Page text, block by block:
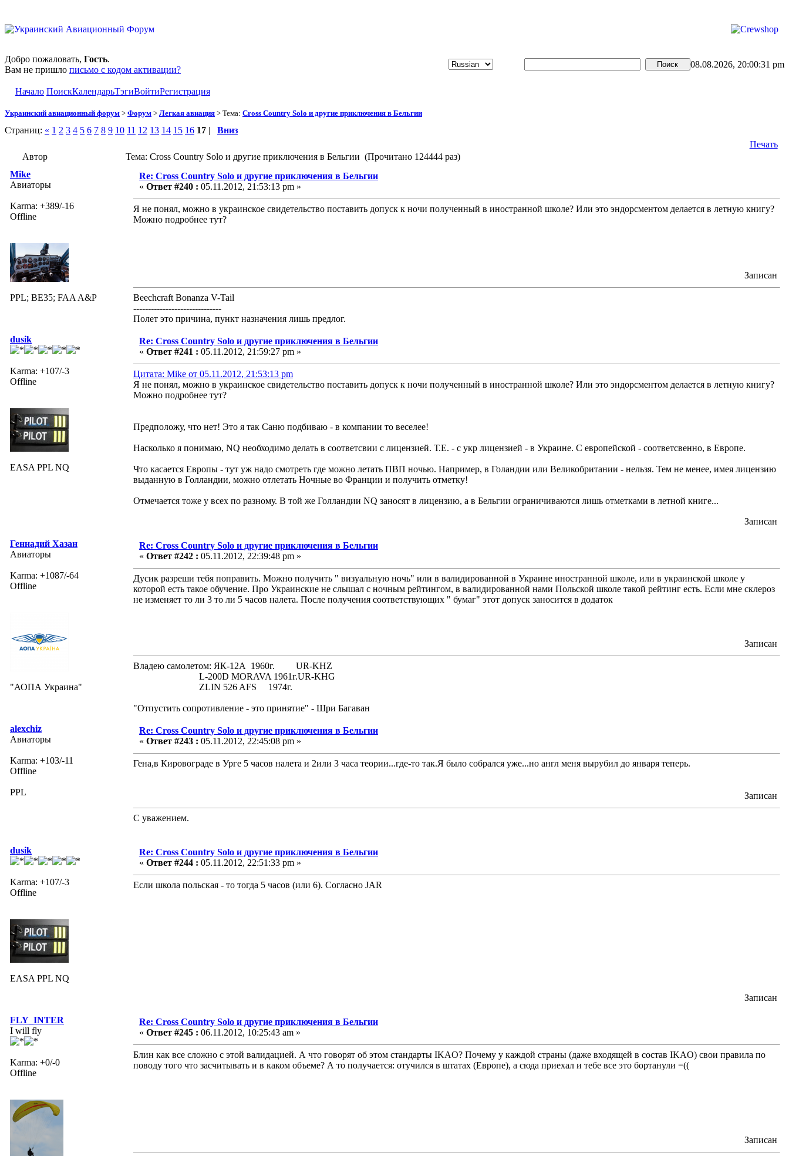
Добро пожаловать, Гость.
Вам не пришло письмо с кодом активации?
08.08.2026, 20:00:31 pm
Начало ПоискКалендарьТэгиВойтиРегистрация
Украинский авиационный форум > Форум > Легкая авиация > Тема: Cross Country Solo и другие приключения в Бельгии
Страниц: « 1 2 3 4 5 6 7 8 9 10 11 12 13 14 15 16 17 | Вниз
Печать
Автор
Тема: Cross Country Solo и другие приключения в Бельгии (Прочитано 124444 раз)
Mike
Авиаторы
Karma: +389/-16
Offline
PPL; BE35; FAA A&P
Re: Cross Country Solo и другие приключения в Бельгии
« Ответ #240 : 05.11.2012, 21:53:13 pm »
Я не понял, можно в украинское свидетельство поставить допуск к ночи полученный в иностранной школе? Или это эндорсментом делается в летную книгу?
Можно подробнее тут?
Записан
Beechcraft Bonanza V-Tail
------------------------------
Полет это причина, пункт назначения лишь предлог.
dusik
Karma: +107/-3
Offline
EASA PPL NQ
Re: Cross Country Solo и другие приключения в Бельгии
« Ответ #241 : 05.11.2012, 21:59:27 pm »
Цитата: Mike от 05.11.2012, 21:53:13 pm
Я не понял, можно в украинское свидетельство поставить допуск к ночи полученный в иностранной школе? Или это эндорсментом делается в летную книгу?
Можно подробнее тут?
Предположу, что нет! Это я так Саню подбиваю - в компании то веселее!
Насколько я понимаю, NQ необходимо делать в соответсвии с лицензией. Т.Е. - с укр лицензией - в Украине. С европейской - соответсвенно, в Европе.
Что касается Европы - тут уж надо смотреть где можно летать ПВП ночью. Например, в Голандии или Великобритании - нельзя. Тем не менее, имея лицензию
выданную в Голландии, можно отлетать Ночные во Франции и получить отметку!
Отмечается тоже у всех по разному. В той же Голландии NQ заносят в лицензию, а в Бельгии ограничиваются лишь отметками в летной книге...
Записан
Геннадий Хазан
Авиаторы
Karma: +1087/-64
Offline
"АОПА Украина"
Re: Cross Country Solo и другие приключения в Бельгии
« Ответ #242 : 05.11.2012, 22:39:48 pm »
Дусик разреши тебя поправить. Можно получить " визуальную ночь" или в валидированной в Украине иностранной школе, или в украинской школе у
которой есть такое обучение. Про Украинские не слышал с ночным рейтингом, в валидированной нами Польской школе такой рейтинг есть. Если мне склероз
не изменяет то ли 3 то ли 5 часов налета. После получения соответствующих " бумаг" этот допуск заносится в додаток
Записан
Владею самолетом: ЯК-12А 1960г. UR-KHZ
L-200D MORAVA 1961г.UR-KHG
ZLIN 526 AFS 1974г.
"Отпустить сопротивление - это принятие" - Шри Багаван
alexchiz
Авиаторы
Karma: +103/-11
Offline
PPL
Re: Cross Country Solo и другие приключения в Бельгии
« Ответ #243 : 05.11.2012, 22:45:08 pm »
Гена,в Кировограде в Урге 5 часов налета и 2или 3 часа теории...где-то так.Я было собрался уже...но англ меня вырубил до января теперь.
Записан
С уважением.
dusik
Karma: +107/-3
Offline
EASA PPL NQ
Re: Cross Country Solo и другие приключения в Бельгии
« Ответ #244 : 05.11.2012, 22:51:33 pm »
Если школа польская - то тогда 5 часов (или 6). Согласно JAR
Записан
FLY_INTER
I will fly
Karma: +0/-0
Offline
Re: Cross Country Solo и другие приключения в Бельгии
« Ответ #245 : 06.11.2012, 10:25:43 am »
Блин как все сложно с этой валидацией. А что говорят об этом стандарты IKAO? Почему у каждой страны (даже входящей в состав IKAO) свои правила по
поводу того что засчитывать и в каком объеме? А то получается: отучился в штатах (Европе), а сюда приехал и тебе все это бортанули =((
Записан